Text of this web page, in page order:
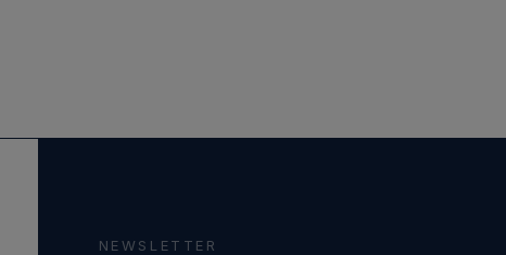
NEWSLETTER